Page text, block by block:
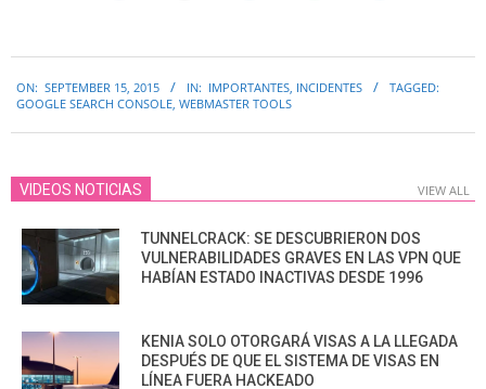
09-
ON: SEPTEMBER 15, 2015 IN: IMPORTANTES INCIDENTES
TAGGED:
GOOGLE SEARCH CONSOLE WEBMASTER TOOLS
VIDEOS NOTICIAS VIEW ALL
TUNNELCRACK: SE DESCUBRIERON DOS
VULNERABILIDADES GRAVES EN LAS VPN QUE
HABÍAN ESTADO INACTIVAS DESDE 1996
KENIA SOLO OTORGARÁ VISAS A LA LLEGADA
DESPUÉS DE QUE EL SISTEMA DE VISAS EN
LÍNEA FUERA HACKEADO